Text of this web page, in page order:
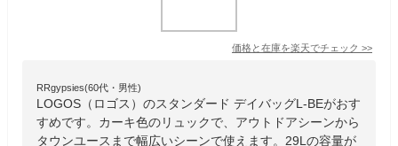
価格と在庫を楽天でチェック >>
RRgypsies(60代・男性)
LOGOS（ロゴス）のスタンダード デイバッグL-BEがおす
すめです。カーキ色のリュックで、アウトドアシーンから
タウンユースまで幅広いシーンで使えます。29Lの容量が